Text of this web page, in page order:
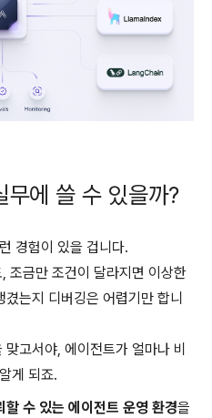
에 쓸 수 있을까?
경험이 있을 겁니다.
조금만 조건이 달라지면 이상한
는지 디버깅은 어렵기만 합니
고서야, 에이전트가 얼마나 비
게 되죠.
할 수 있는 에이전트 운영 환경을